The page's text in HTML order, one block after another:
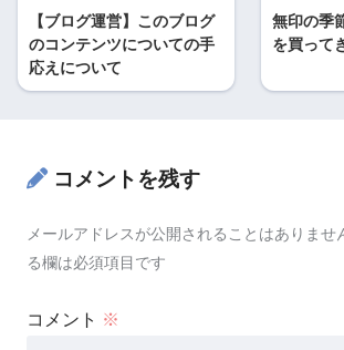
【ブログ運営】このブログ
のコンテンツについての手
応えについて
無印の季
を買って
コメントを残す
メールアドレスが公開されることはありませ
る欄は必須項目です
コメント ※